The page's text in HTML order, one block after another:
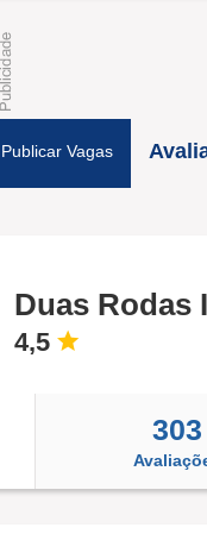
Publicar Vagas
Duas Rodas
4,5
303